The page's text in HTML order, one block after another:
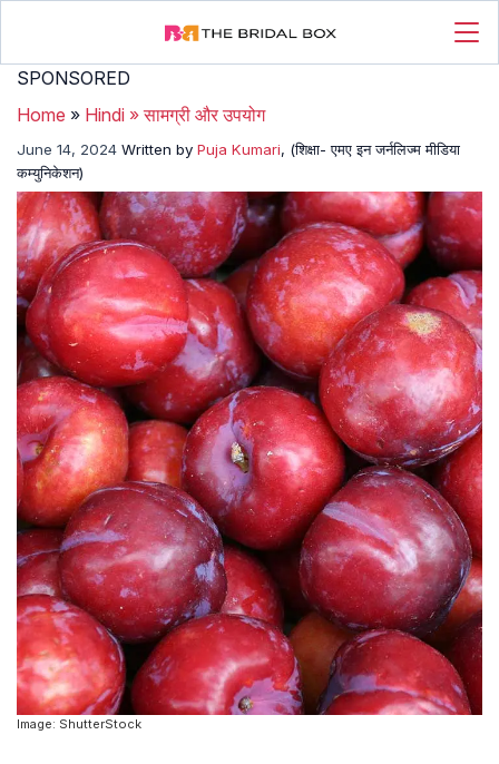
SPONSORED
Home » Hindi »सामग्री और उपयोग
June 14, 2024 Written by Puja Kumari, (शिक्षा- एमए इन जर्नलिज्म मीडिया
कम्युनिकेशन)
Image: ShutterStock